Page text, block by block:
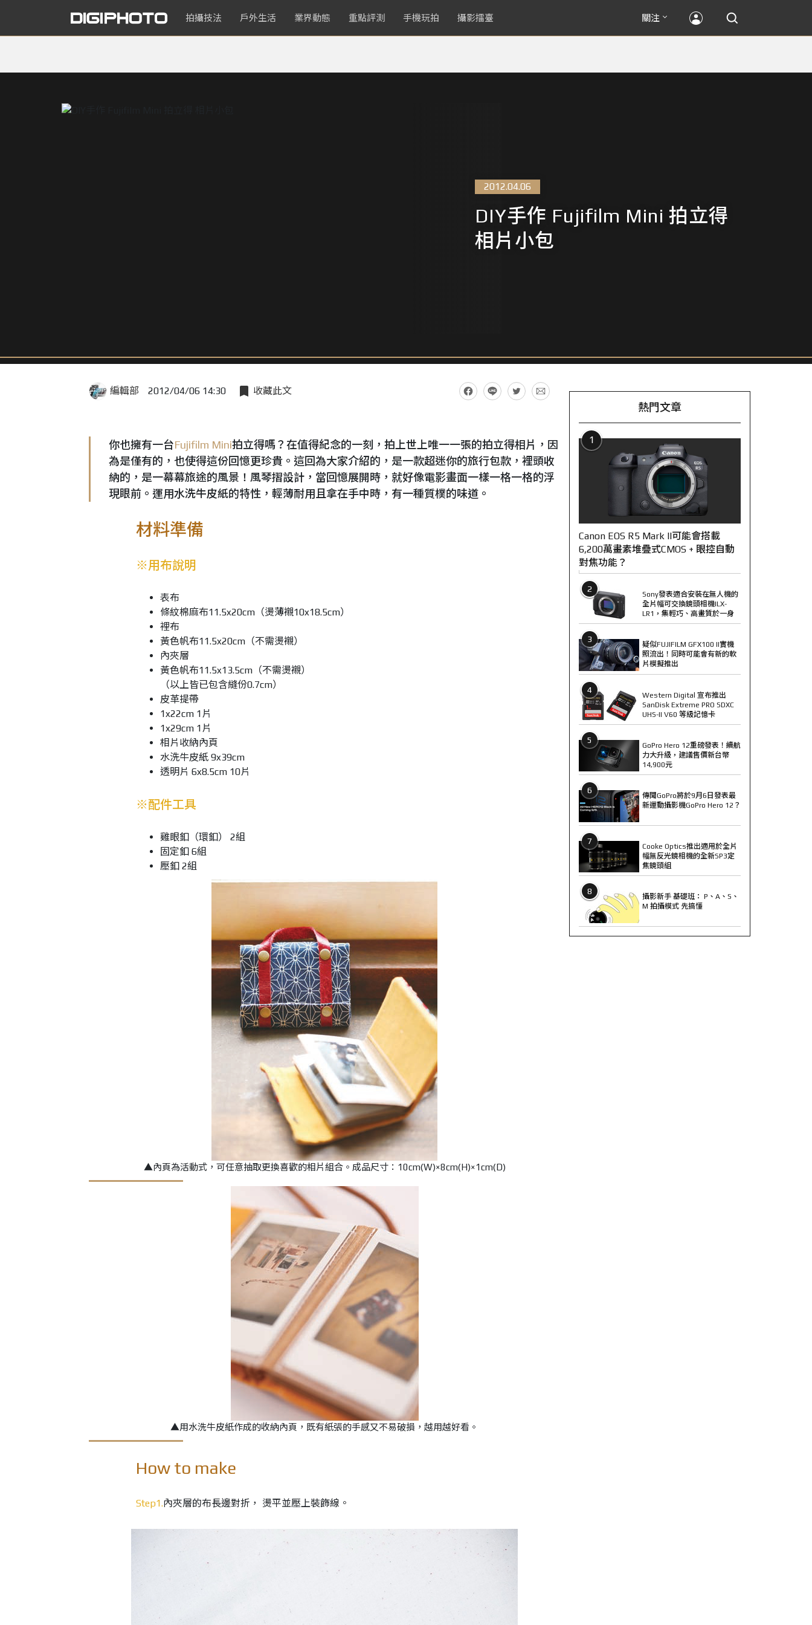
拍攝技法 戶外生活 業界動態 重點評測 手機玩拍 攝影擂臺 關注
2012.04.06
DIY手作 Fujifilm Mini 拍立得
相片小包
編輯部 2012/04/06 14:30 收藏此文
你也擁有一台Fujifilm Mini拍立得嗎？在值得紀念的一刻，拍上世上唯一一張的拍立得相片，因
為是僅有的，也使得這份回憶更珍貴。這回為大家介紹的，是一款超迷你的旅行包款，裡頭收
納的，是一幕幕旅途的風景！風琴摺設計，當回憶展開時，就好像電影畫面一樣一格一格的浮
現眼前。運用水洗牛皮紙的特性，輕薄耐用且拿在手中時，有一種質樸的味道。
材料準備
※用布說明
表布
條紋棉麻布11.5x20cm（燙薄襯10x18.5cm）
裡布
黃色帆布11.5x20cm（不需燙襯）
內夾層
黃色帆布11.5x13.5cm（不需燙襯）
（以上皆已包含縫份0.7cm）
皮革提帶
1x22cm 1片
1x29cm 1片
相片收納內頁
水洗牛皮紙 9x39cm
透明片 6x8.5cm 10片
※配件工具
雞眼釦（環釦） 2組
固定釦 6組
壓釦 2組
▲內頁為活動式，可任意抽取更換喜歡的相片組合。成品尺寸：10cm(W)×8cm(H)×1cm(D)
▲用水洗牛皮紙作成的收納內頁，既有紙張的手感又不易破損，越用越好看。
How to make
Step1.內夾層的布長邊對折， 燙平並壓上裝飾線。
熱門文章
1
Canon EOS R5 Mark II可能會搭載
6,200萬畫素堆疊式CMOS + 眼控自動
對焦功能？
2
Sony發表適合安裝在無人機的
全片幅可交換鏡頭相機ILX-
LR1，集輕巧、高畫質於一身
3
疑似FUJIFILM GFX100 II實機
照流出！同時可能會有新的軟
片模擬推出
4
Western Digital 宣布推出
SanDisk Extreme PRO SDXC
UHS-II V60 等級記憶卡
5
GoPro Hero 12重磅發表！續航
力大升級，建議售價新台幣
14,900元
6
傳聞GoPro將於9月6日發表最
新運動攝影機GoPro Hero 12？
7
Cooke Optics推出適用於全片
幅無反光鏡相機的全新SP3定
焦鏡頭組
8
攝影新手 基礎班： P、A、S、
M 拍攝模式 先搞懂